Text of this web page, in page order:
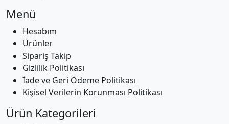
Menü
Hesabım
Ürünler
Sipariş Takip
Gizlilik Politikası
İade ve Geri Ödeme Politikası
Kişisel Verilerin Korunması Politikası
Ürün Kategorileri